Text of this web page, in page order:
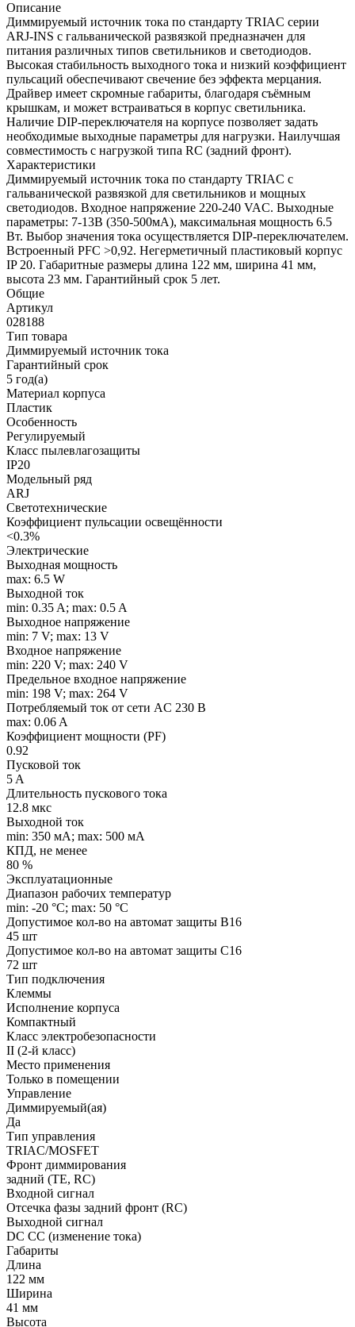
Описание
Диммируемый источник тока по стандарту TRIAC серии
ARJ-INS с гальванической развязкой предназначен для
питания различных типов светильников и светодиодов.
Высокая стабильность выходного тока и низкий коэффициент
пульсаций обеспечивают свечение без эффекта мерцания.
Драйвер имеет скромные габариты, благодаря съёмным
крышкам, и может встраиваться в корпус светильника.
Наличие DIP-переключателя на корпусе позволяет задать
необходимые выходные параметры для нагрузки. Наилучшая
совместимость с нагрузкой типа RC (задний фронт).
Характеристики
Диммируемый источник тока по стандарту TRIAC с
гальванической развязкой для светильников и мощных
светодиодов. Входное напряжение 220-240 VAC. Выходные
параметры: 7-13В (350-500мА), максимальная мощность 6.5
Вт. Выбор значения тока осуществляется DIP-переключателем.
Встроенный PFC >0,92. Негерметичный пластиковый корпус
IP 20. Габаритные размеры длина 122 мм, ширина 41 мм,
высота 23 мм. Гарантийный срок 5 лет.
Общие
Артикул
028188
Тип товара
Диммируемый источник тока
Гарантийный срок
5 год(а)
Материал корпуса
Пластик
Особенность
Регулируемый
Класс пылевлагозащиты
IP20
Модельный ряд
ARJ
Светотехнические
Коэффициент пульсации освещённости
<0.3%
Электрические
Выходная мощность
max: 6.5 W
Выходной ток
min: 0.35 A; max: 0.5 A
Выходное напряжение
min: 7 V; max: 13 V
Входное напряжение
min: 220 V; max: 240 V
Предельное входное напряжение
min: 198 V; max: 264 V
Потребляемый ток от сети AC 230 В
max: 0.06 A
Коэффициент мощности (PF)
0.92
Пусковой ток
5 A
Длительность пускового тока
12.8 мкс
Выходной ток
min: 350 мA; max: 500 мA
КПД, не менее
80 %
Эксплуатационные
Диапазон рабочих температур
min: -20 °C; max: 50 °C
Допустимое кол-во на автомат защиты B16
45 шт
Допустимое кол-во на автомат защиты C16
72 шт
Тип подключения
Клеммы
Исполнение корпуса
Компактный
Класс электробезопасности
II (2-й класс)
Место применения
Только в помещении
Управление
Диммируемый(ая)
Да
Тип управления
TRIAC/MOSFET
Фронт диммирования
задний (TE, RC)
Входной сигнал
Отсечка фазы задний фронт (RC)
Выходной сигнал
DC CC (изменение тока)
Габариты
Длина
122 мм
Ширина
41 мм
Высота